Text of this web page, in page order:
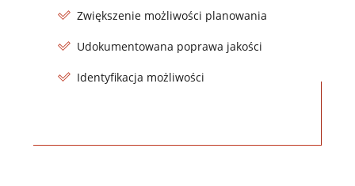
Zwiększenie możliwości planowania
Udokumentowana poprawa jakości
Identyfikacja możliwości